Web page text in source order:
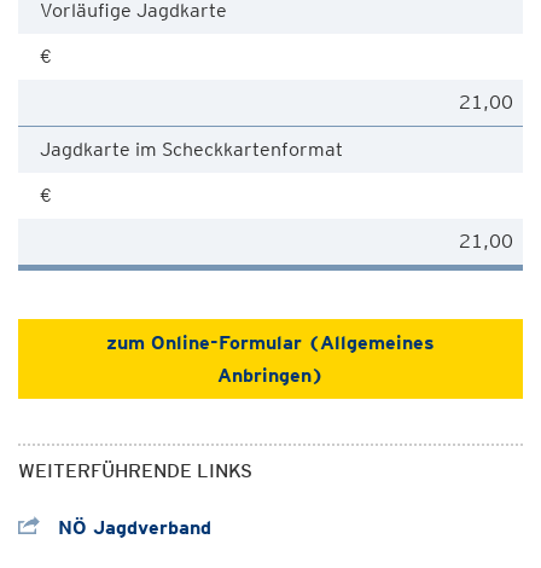
Vorläufige Jagdkarte
€
21,00
Jagdkarte im Scheckkartenformat
€
21,00
zum Online-Formular (Allgemeines
Anbringen)
WEITERFÜHRENDE LINKS
NÖ Jagdverband